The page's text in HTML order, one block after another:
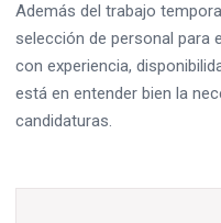
Además del trabajo
selección de personal para
con experiencia,
está en entender bien la
candidaturas.